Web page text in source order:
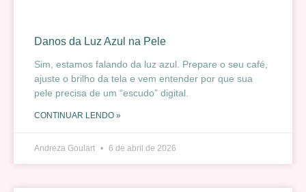
Danos da Luz Azul na Pele
Sim, estamos falando da luz azul. Prepare o seu café,
ajuste o brilho da tela e vem entender por que sua
pele precisa de um “escudo” digital.
CONTINUAR LENDO »
Andreza Goulart 6 de abril de 2026